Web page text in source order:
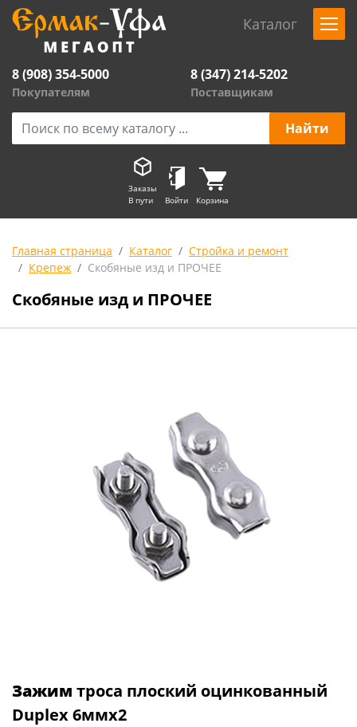
Каталог
8 (908) 354-5000
Покупателям
8 (347) 214-5202
Поставщикам
Заказы
В пути
Войти Корзина
Главная страница Каталог
Стройка и ремонт
Крепеж
Скобяные изд и ПРОЧЕЕ
Скобяные изд и ПРОЧЕЕ
Зажим троса плоский оцинкованный
Duplex 6ммх2